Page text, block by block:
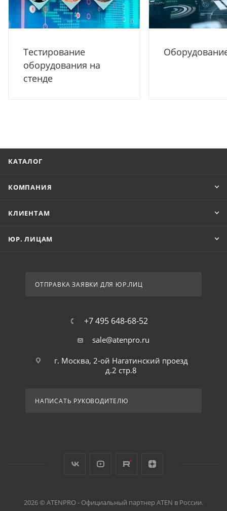
Тестирование
оборудования на
стенде
КАТАЛОГ
КОМПАНИЯ
КЛИЕНТАМ
ЮР. ЛИЦАМ
ОТПРАВКА ЗАЯВКИ ДЛЯ ЮР.ЛИЦ
+7 495 648-68-52
sale@atenpro.ru
г. Москва, 2-ой Нагатинский проезд
д.2 стр.8
НАПИСАТЬ РУКОВОДИТЕЛЮ
2026 © ATENPRO - Официальный партнер ATEN в России.